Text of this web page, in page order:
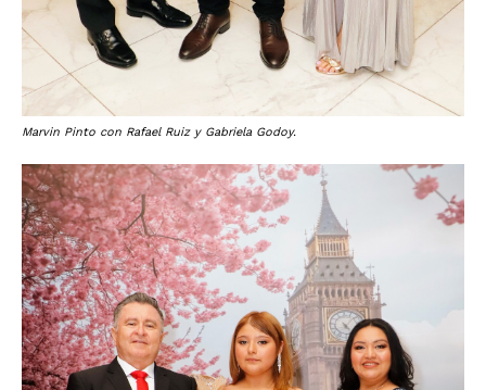
Marvin Pinto con Rafael Ruiz y Gabriela Godoy.